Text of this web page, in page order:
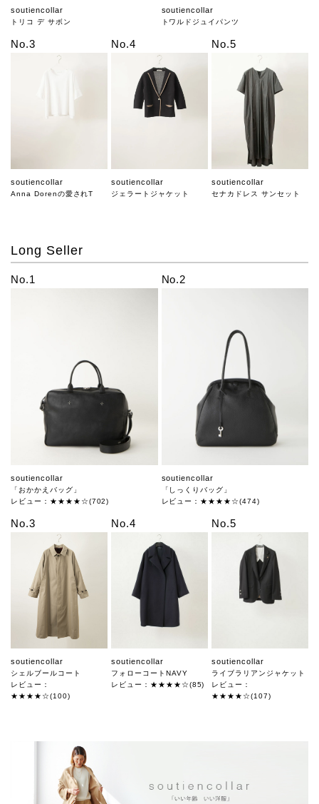
soutiencollar
トリコ デ サボン
soutiencollar
トワルドジュイパンツ
No.3
soutiencollar
Anna Dorenの愛されT
No.4
soutiencollar
ジェラートジャケット
No.5
soutiencollar
セナカドレス サンセット
Long Seller
No.1
soutiencollar
「おかかえバッグ」
レビュー：★★★★☆(702)
No.2
soutiencollar
「しっくりバッグ」
レビュー：★★★★☆(474)
No.3
soutiencollar
シェルブールコート
レビュー：
★★★★☆(100)
No.4
soutiencollar
フォローコートNAVY
レビュー：★★★★☆(85)
No.5
soutiencollar
ライブラリアンジャケット
レビュー：
★★★★☆(107)